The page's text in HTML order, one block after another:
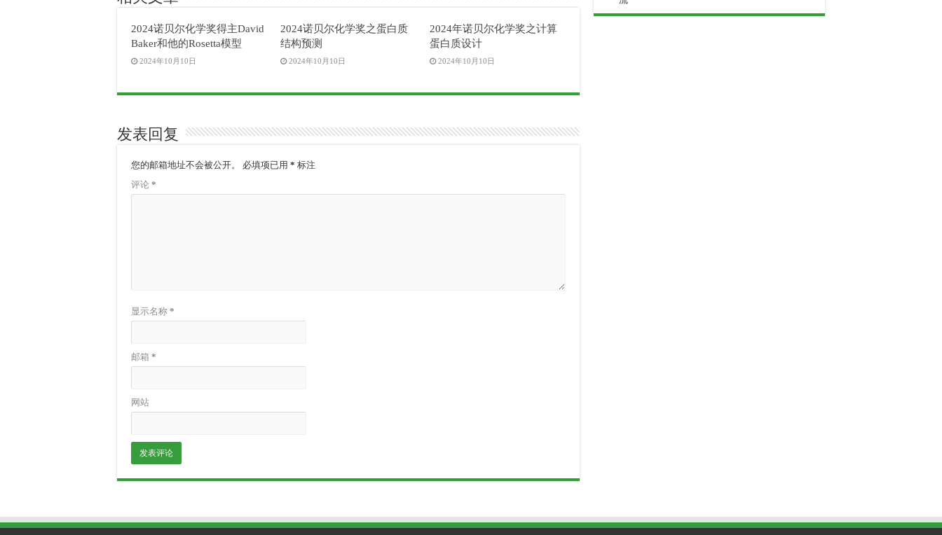
2024诺贝尔化学奖得主David
Baker和他的Rosetta模型
2024年10月10日
2024诺贝尔化学奖之蛋白质
结构预测
2024年10月10日
2024年诺贝尔化学奖之计算
蛋白质设计
2024年10月10日
发表回复
您的邮箱地址不会被公开。 必填项已用 * 标注
评论 *
显示名称 *
邮箱 *
网站